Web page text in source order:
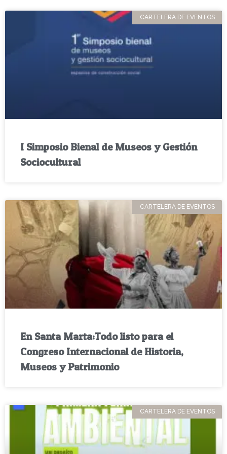
CARTELERA DE EVENTOS
I Simposio Bienal de Museos y Gestión
Sociocultural
CARTELERA DE EVENTOS
En Santa Marta:Todo listo para el
Congreso Internacional de Historia,
Museos y Patrimonio
CARTELERA DE EVENTOS